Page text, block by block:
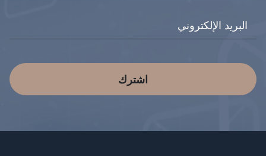
اشترك